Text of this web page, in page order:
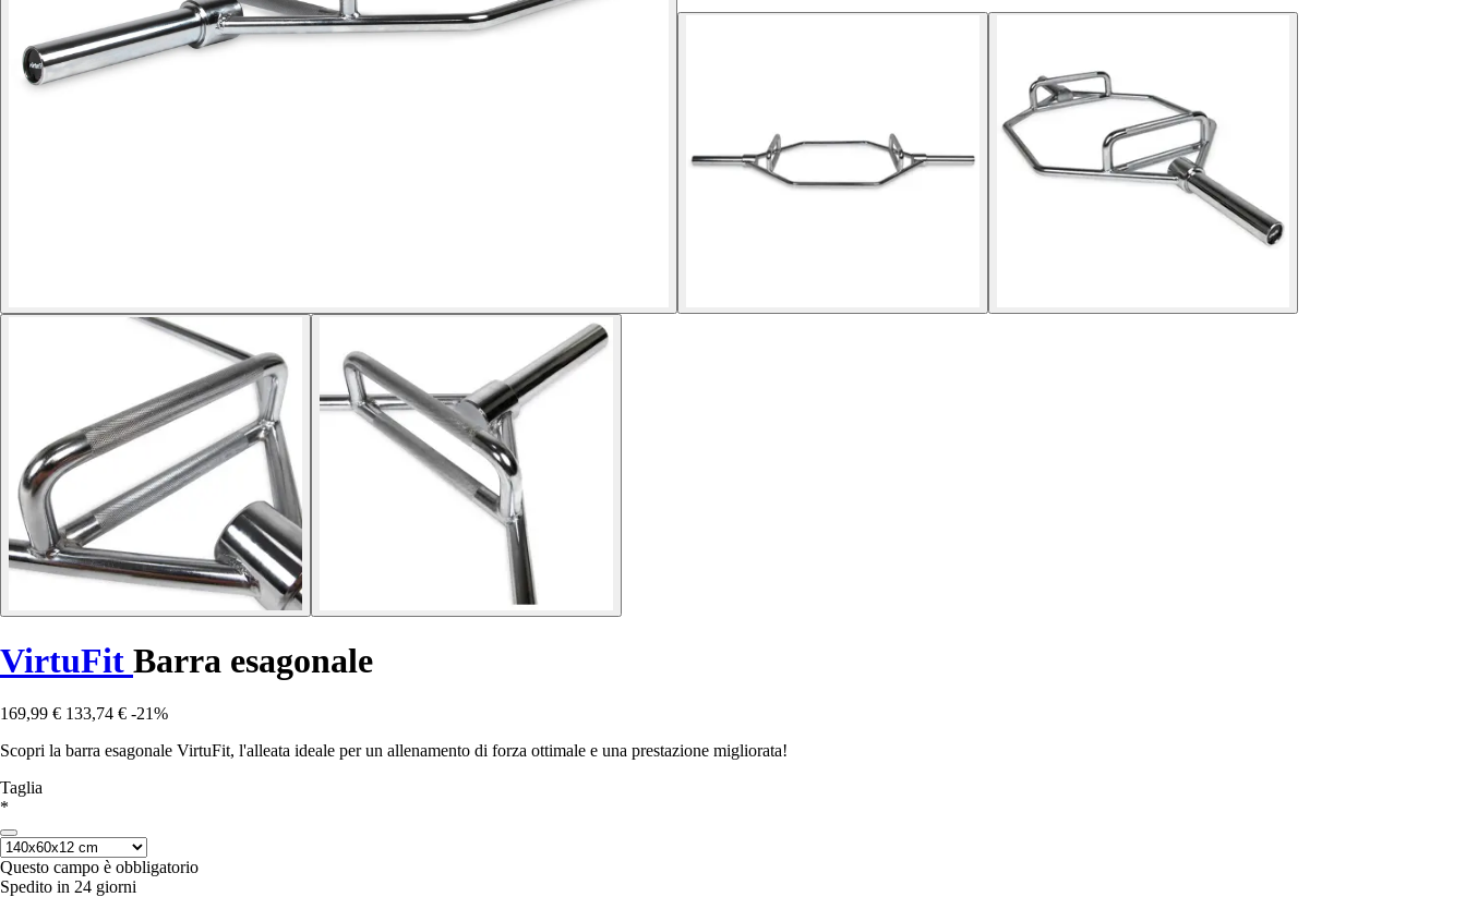
VirtuFit Barra esagonale
169,99 € 133,74 € -21%
Scopri la barra esagonale VirtuFit, l'alleata ideale per un allenamento di forza ottimale e una prestazione migliorata!
Taglia
*
Questo campo è obbligatorio
Spedito in 24 giorni